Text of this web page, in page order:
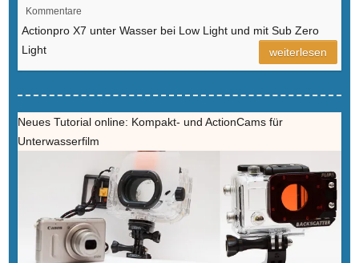
Kommentare
Actionpro X7 unter Wasser bei Low Light und mit Sub Zero
Light
weiterlesen
Neues Tutorial online: Kompakt- und ActionCams für
Unterwasserfilm